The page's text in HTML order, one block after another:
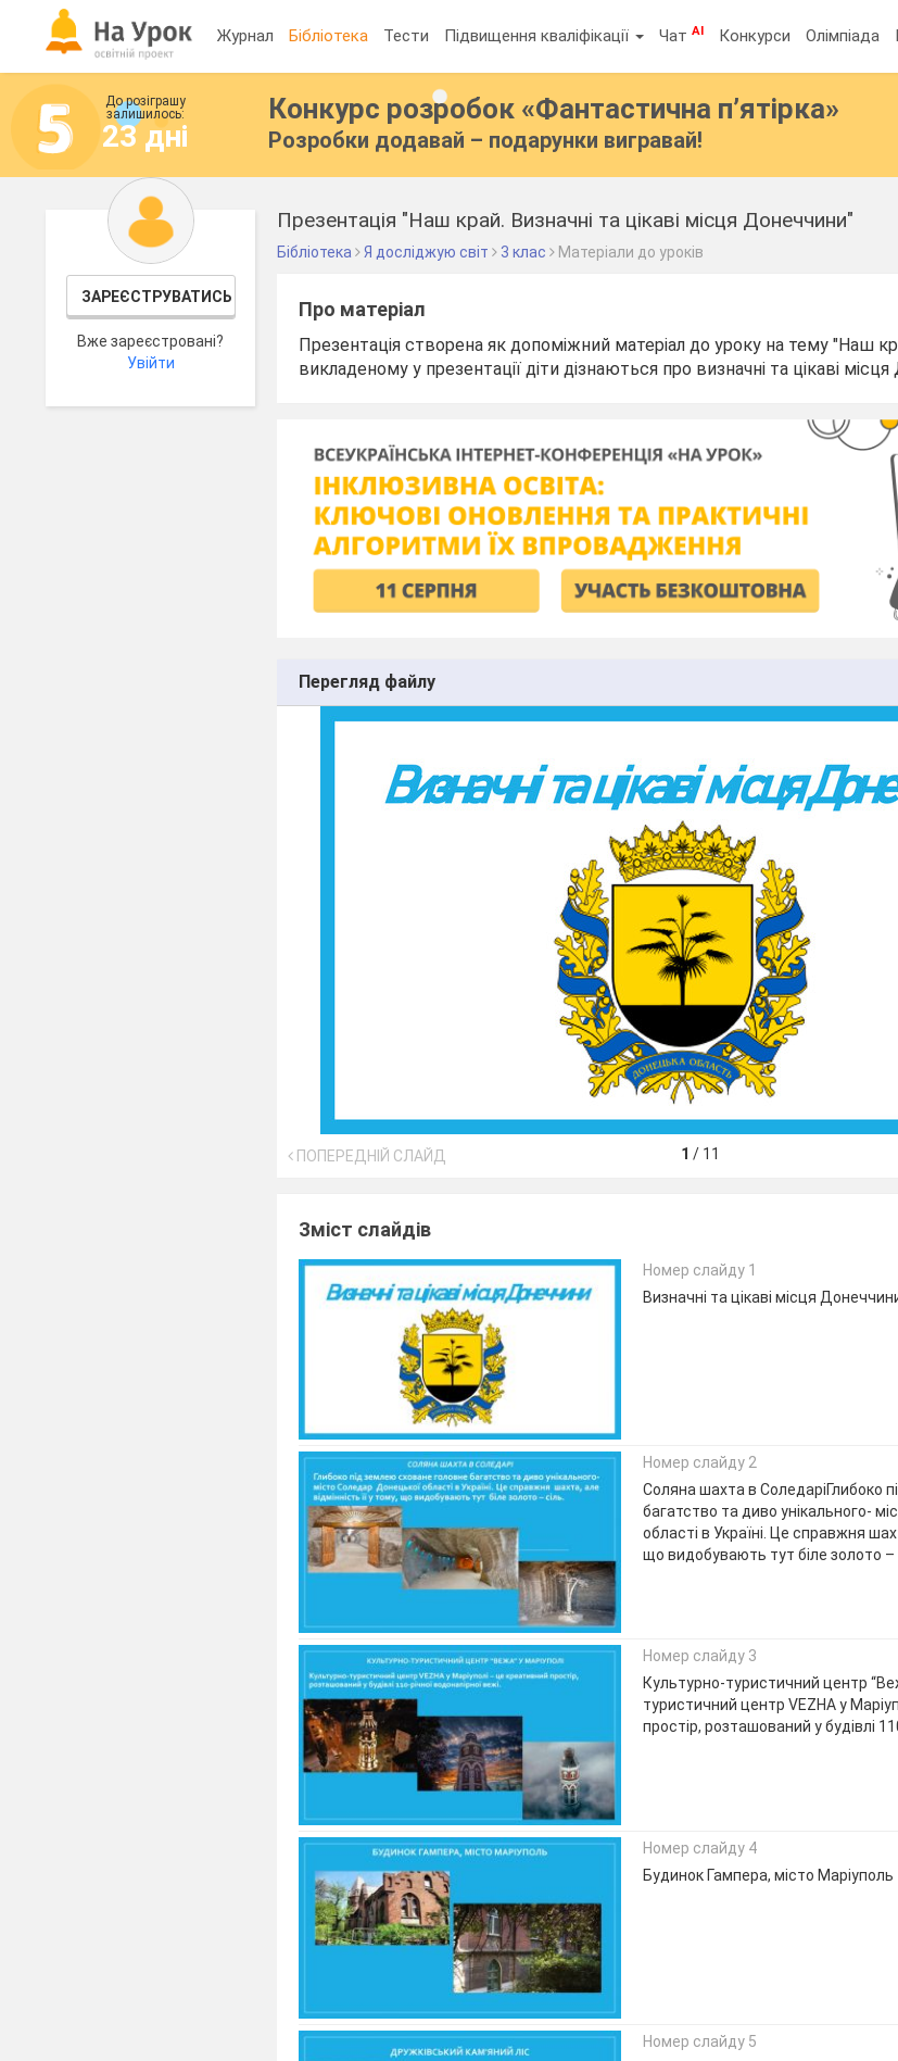
Журнал Бібліотека Тести Підвищення кваліфікації ЧатAI Конкурси Олімпіада
До розіграшу
залишилось:
23 дні
Конкурс розробок «Фантастична п’ятірка»
Розробки додавай – подарунки вигравай!
ЗАРЕЄСТРУВАТИСЬ
Вже зареєстровані?
Увійти
Презентація "Наш край. Визначні та цікаві місця Донеччини"
Бібліотека Я досліджую світ 3 клас Матеріали до уроків
Про матеріал
Презентація створена як допоміжний матеріал до уроку на тему "Наш
викладеному у презентації діти дізнаються про визначні та цікаві місця
Перегляд файлу
ПОПЕРЕДНІЙ СЛАЙД 1 / 11
Зміст слайдів
Номер слайду 1
Визначні та цікаві місця
Номер слайду 2
Соляна шахта в СоледаріГлибоко
багатство та диво унікального-
області в Україні. Це справжня
що видобувають тут біле золото –
Номер слайду 3
Культурно-туристичний центр
туристичний центр VEZHA у
простір, розташований у будівлі
Номер слайду 4
Будинок Гампера, місто Маріуполь
Номер слайду 5